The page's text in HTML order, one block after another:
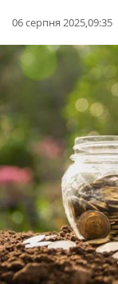
06 серпня 2025,09:35